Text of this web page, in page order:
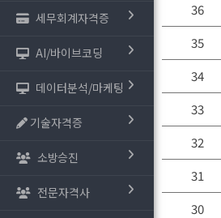
세무회계자격증
AI/바이브코딩
데이터분석/마케팅
기술자격증
소방승진
전문자격사
36
35
34
33
32
31
30